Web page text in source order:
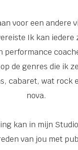
voor een andere
Ik kan iedere
performance
de genres die ik
cabaret, wat rock
nova.
kan in mijn
van jou met